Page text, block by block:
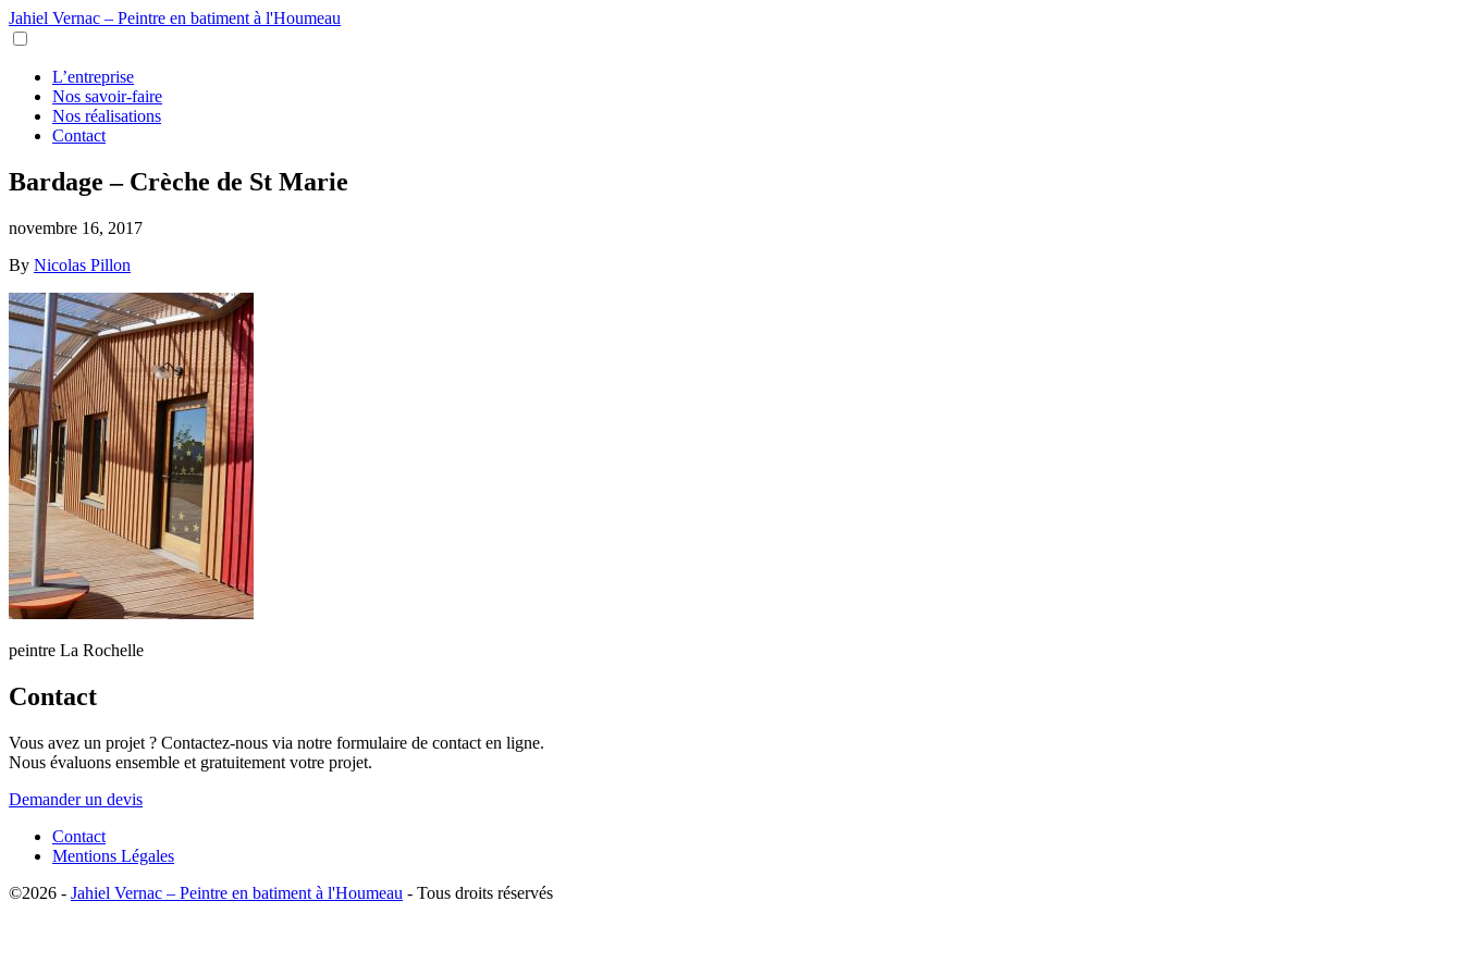
Jahiel Vernac – Peintre en batiment à l'Houmeau
L’entreprise
Nos savoir-faire
Nos réalisations
Contact
Bardage – Crèche de St Marie
novembre 16, 2017
By Nicolas Pillon
peintre La Rochelle
Contact
Vous avez un projet ? Contactez-nous via notre formulaire de contact en ligne.
Nous évaluons ensemble et gratuitement votre projet.
Demander un devis
Contact
Mentions Légales
©2026 - Jahiel Vernac – Peintre en batiment à l'Houmeau - Tous droits réservés